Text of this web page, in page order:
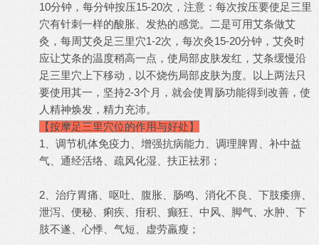
10分钟，每分钟按压15-20次，注意：每次按压要使足三里
穴有针刺一样的酸胀、发热的感觉。二是可用艾条做艾
灸，每周艾灸足三里穴1-2次，每次灸15-20分钟，艾灸时
应让艾条的温度稍高一点，使局部皮肤发红，艾条缓慢沿
足三里穴上下移动，以不烧伤局部皮肤为度。以上两法只
要使用其一，坚持2-3个月，就会使胃肠功能得到改善，使
人精神焕发，精力充沛。
【按摩足三里穴位的作用与好处】
1、调节机体免疫力、增强抗病能力、调理脾胃、补中益
气、通经活络、疏风化湿、扶正祛邪；
2、治疗胃痛、呕吐、腹胀、肠鸣、消化不良、下肢痿痹、
泄泻、便秘、痢疾、疳积、癫狂、中风、脚气、水肿、下
肢不遂、心悸、气短、虚劳羸瘦；